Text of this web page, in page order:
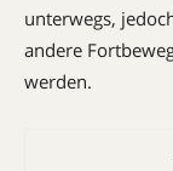
unterwegs,
andere
werden.